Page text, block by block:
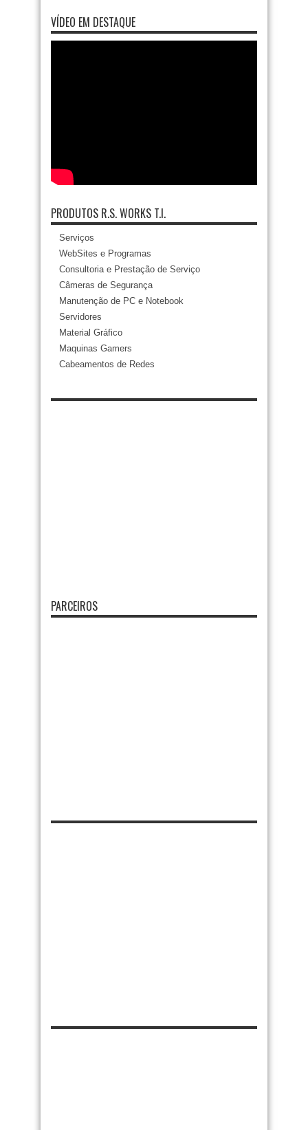
VÍDEO EM DESTAQUE
PRODUTOS R.S. WORKS T.I.
Serviços
WebSites e Programas
Consultoria e Prestação de Serviço
Câmeras de Segurança
Manutenção de PC e Notebook
Servidores
Material Gráfico
Maquinas Gamers
Cabeamentos de Redes
PARCEIROS